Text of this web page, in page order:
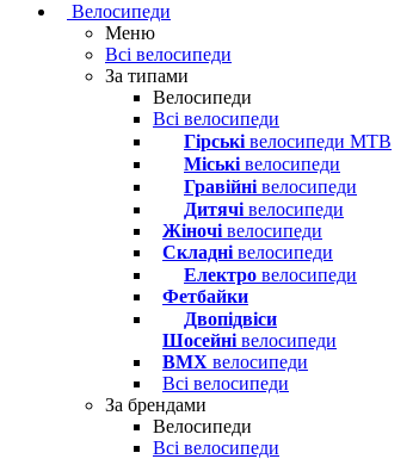
Велосипеди
Меню
Всі велосипеди
За типами
Велосипеди
Всі велосипеди
Гірські велосипеди MTB
Міські велосипеди
Гравійні велосипеди
Дитячі велосипеди
Жіночі велосипеди
Складні велосипеди
Електро велосипеди
Фетбайки
Двопідвіси
Шосейні велосипеди
BMX велосипеди
Всі велосипеди
За брендами
Велосипеди
Всі велосипеди